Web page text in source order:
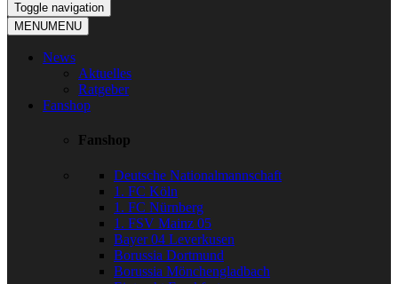
Toggle navigation
MENUMENU
News
Aktuelles
Ratgeber
Fanshop
Fanshop
Deutsche Nationalmannschaft
1. FC Köln
1. FC Nürnberg
1. FSV Mainz 05
Bayer 04 Leverkusen
Borussia Dortmund
Borussia Mönchengladbach